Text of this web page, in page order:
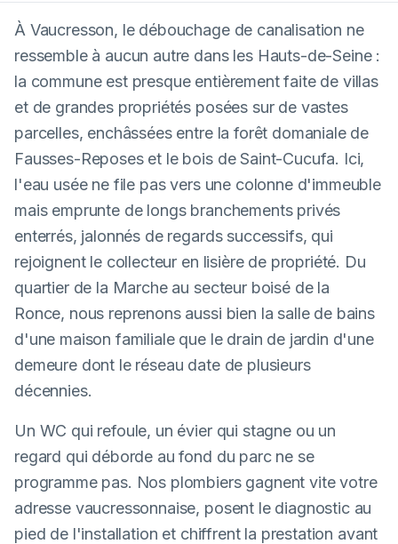
À Vaucresson, le débouchage de canalisation ne
ressemble à aucun autre dans les Hauts-de-Seine :
la commune est presque entièrement faite de villas
et de grandes propriétés posées sur de vastes
parcelles, enchâssées entre la forêt domaniale de
Fausses-Reposes et le bois de Saint-Cucufa. Ici,
l'eau usée ne file pas vers une colonne d'immeuble
mais emprunte de longs branchements privés
enterrés, jalonnés de regards successifs, qui
rejoignent le collecteur en lisière de propriété. Du
quartier de la Marche au secteur boisé de la
Ronce, nous reprenons aussi bien la salle de bains
d'une maison familiale que le drain de jardin d'une
demeure dont le réseau date de plusieurs
décennies.
Un WC qui refoule, un évier qui stagne ou un
regard qui déborde au fond du parc ne se
programme pas. Nos plombiers gagnent vite votre
adresse vaucressonnaise, posent le diagnostic au
pied de l'installation et chiffrent la prestation avant